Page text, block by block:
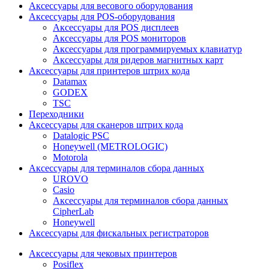
Аксессуары для весового оборудования
Аксессуары для POS-оборудования
Аксессуары для POS дисплеев
Аксессуары для POS мониторов
Аксессуары для программируемых клавиатур
Аксессуары для ридеров магнитных карт
Аксессуары для принтеров штрих кода
Datamax
GODEX
TSC
Переходники
Аксессуары для сканеров штрих кода
Datalogic PSC
Honeywell (METROLOGIC)
Motorola
Аксессуары для терминалов сбора данных
UROVO
Casio
Аксессуары для терминалов сбора данных
CipherLab
Honeywell
Аксессуары для фискальных регистраторов
Аксессуары для чековых принтеров
Posiflex